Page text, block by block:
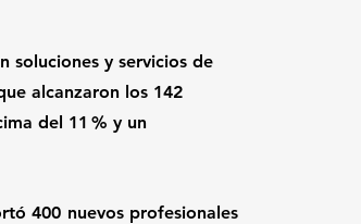
soluciones y servicios de
alcanzaron los 142
del 11 % y un
400 nuevos profesionales